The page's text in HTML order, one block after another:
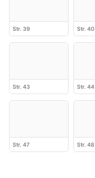
Str. 39 Str. 40
Str. 43 Str. 44
Str. 47 Str. 48